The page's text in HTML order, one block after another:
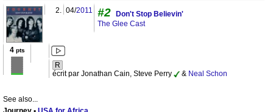
2. 04/2011 #2
Don't Stop Believin'
The Glee Cast
4pts
R
écrit par Jonathan Cain, Steve Perry
& Neal Schon
See also...